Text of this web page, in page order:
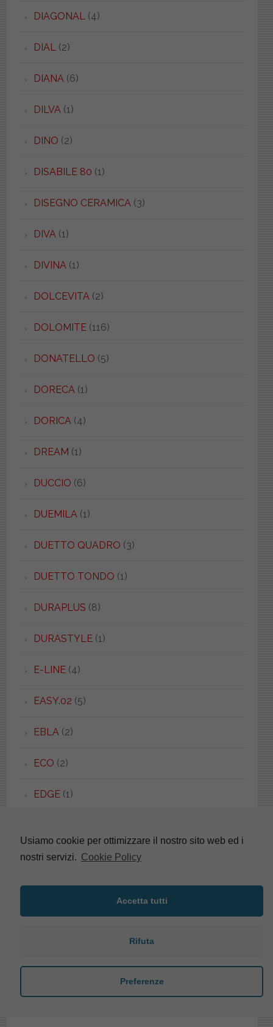
DIAGONAL(4)
DIAL(2)
DIANA(6)
DILVA(1)
DINO (2)
DISABILE 80 (1)
DISEGNO CERAMICA(3)
DIVA(1)
DIVINA(1)
DOLCEVITA(2)
DOLOMITE(116)
DONATELLO (5)
DORECA(1)
DORICA(4)
DREAM (1)
DUCCIO (6)
DUEMILA(1)
DUETTO QUADRO (3)
DUETTO TONDO (1)
DURAPLUS (8)
DURASTYLE(1)
E-LINE(4)
EASY.02 (5)
EBLA(2)
ECO (2)
EDGE(1)
EDILIZIA(5)
EDOS(2)
EFI(1)
Usiamo cookie per ottimizzare il nostro sito web ed i
nostri servizi. Cookie Policy
Accetta tutti
Rifuta
Preferenze